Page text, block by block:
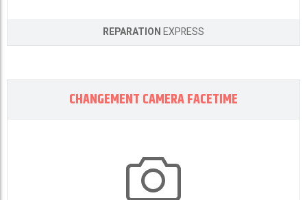
REPARATIONEXPRESS
CHANGEMENT CAMERA FACETIME